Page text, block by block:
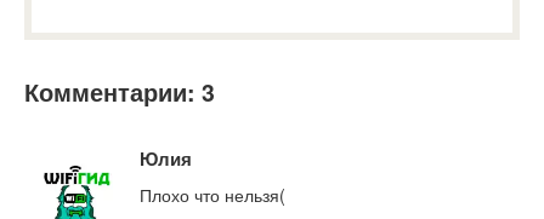
Комментарии: 3
Юлия
Плохо что нельзя(